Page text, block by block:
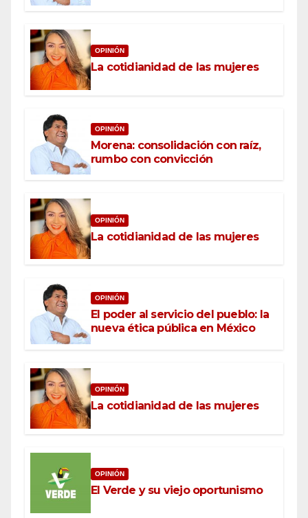
OPINIÓN
La cotidianidad de las mujeres
OPINIÓN
Morena: consolidación con raíz,
rumbo con convicción
OPINIÓN
La cotidianidad de las mujeres
OPINIÓN
El poder al servicio del pueblo: la
nueva ética pública en México
OPINIÓN
La cotidianidad de las mujeres
OPINIÓN
El Verde y su viejo oportunismo